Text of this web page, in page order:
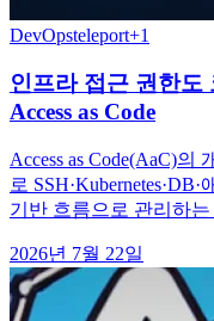
DevOpsteleport+1
인프라 접근 권한도
Access as Code
Access as Code(AaC)의
로
기반 흐름으로 관리하
2026년 7월 22일